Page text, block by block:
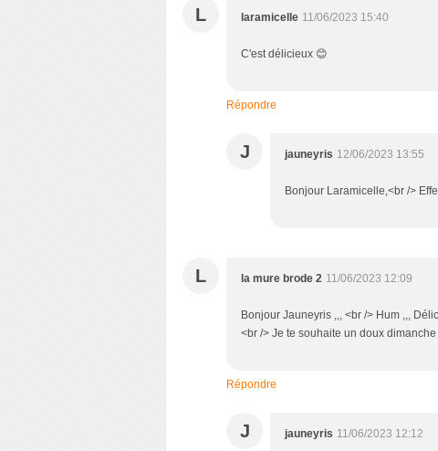
L laramicelle 11/06/2023 15:40
C'est délicieux 😊
Répondre
J jauneyris 12/06/2023 13:55
Bonjour Laramicelle,<br />
L la mure brode 2 11/06/2023 12:09
Bonjour Jauneyris ,,, <br /> Hum ,,,
<br /> Je te souhaite un doux
Répondre
J jauneyris 11/06/2023 12:12